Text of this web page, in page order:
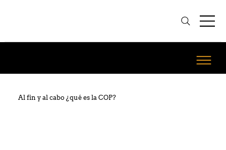
Al fin y al cabo ¿qué es la COP?